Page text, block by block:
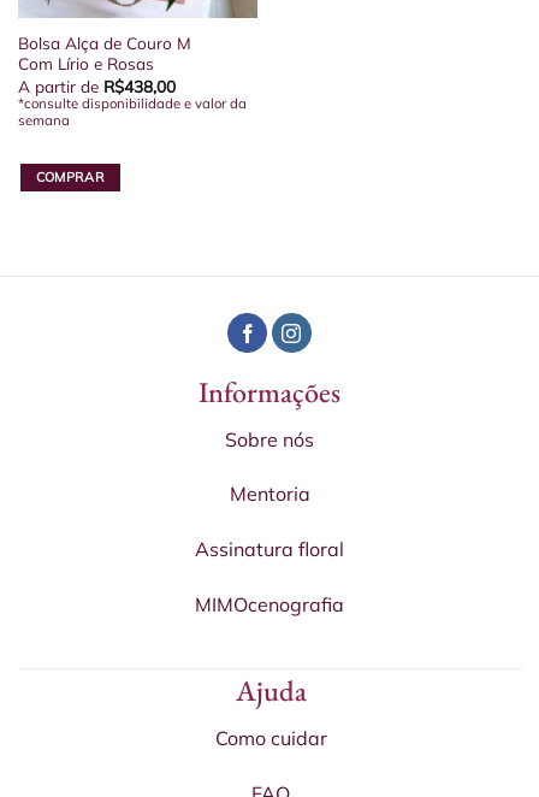
Bolsa Alça de Couro M
Com Lírio e Rosas
A partir de R$438,00
*consulte disponibilidade e valor da
semana
COMPRAR
Informações
Sobre nós
Mentoria
Assinatura floral
MIMOcenografia
Ajuda
Como cuidar